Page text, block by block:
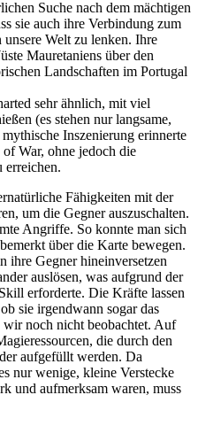
Suche nach dem mächtigen
sie auch ihre Verbindung zum
Welt zu lenken. Ihre
Mauretaniens über den
Landschaften im Portugal
sehr ähnlich, mit viel
(es stehen nur langsame,
Inszenierung erinnerte
War, ohne jedoch die
erreichen.
Fähigkeiten mit der
um die Gegner auszuschalten.
Angriffe. So konnte man sich
über die Karte bewegen.
ihre Gegner hineinversetzen
auslösen, was aufgrund der
erforderte. Die Kräfte lassen
sie irgendwann sogar das
wir noch nicht beobachtet. Auf
die durch den
aufgefüllt werden. Da
nur wenige, kleine Verstecke
und aufmerksam waren, muss